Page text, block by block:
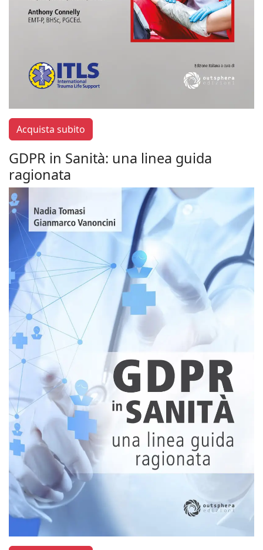
Acquista subito
GDPR in Sanità: una linea guida
ragionata